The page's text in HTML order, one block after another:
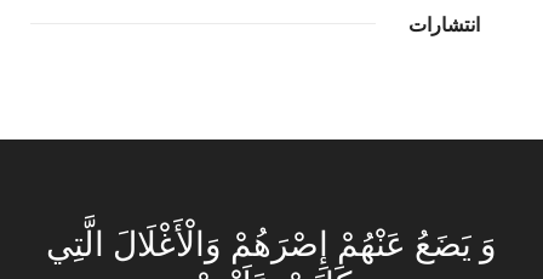
انتشارات
وَ يَضَعُ عَنْهُمْ إِصْرَهُمْ وَالْأَغْلَالَ الَّتِي